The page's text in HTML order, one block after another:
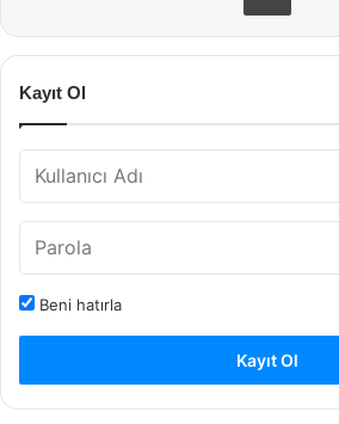
Kayıt Ol
Beni hatırla
Kayıt Ol